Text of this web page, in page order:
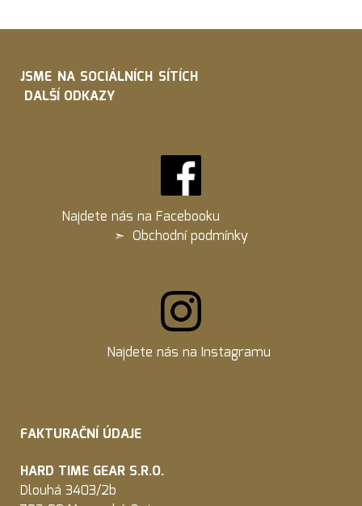
JSME NA SOCIÁLNÍCH SÍTÍCH
DALŠÍ ODKAZY
Najdete nás na Facebooku
➣ Obchodní podmínky
Najdete nás na Instagramu
FAKTURAČNÍ ÚDAJE
HARD TIME GEAR S.R.O.
Dlouhá 3403/2b